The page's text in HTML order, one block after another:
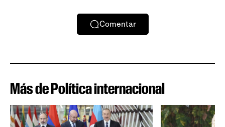
Comentar
Más de Política internacional